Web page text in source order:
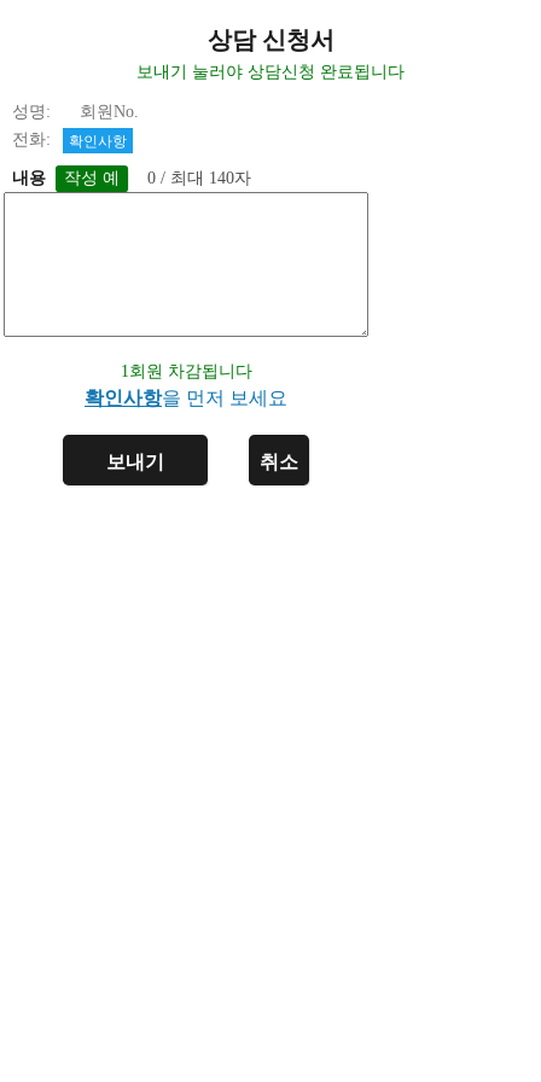
상담 신청서
보내기 눌러야 상담신청 완료됩니다
성명: 회원No.
전화:
확인사항
내용 0 / 최대 140자
1회원 차감됩니다
확인사항을 먼저 보세요